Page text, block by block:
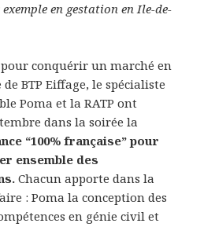
en gestation en Ile-de-
conquérir un marché en
BTP Eiffage, le spécialiste
Poma et la RATP ont
dans la soirée la
“100% française” pour
ensemble des
Chacun apporte dans la
: Poma la conception des
en génie civil et